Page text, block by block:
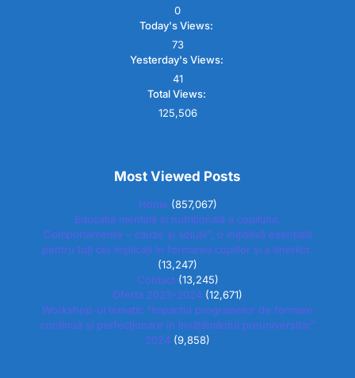
0
Today's Views:
73
Yesterday's Views:
41
Total Views:
125,506
Most Viewed Posts
Home (857,067)
Educația mentală și nutrițională a copilului.
Comportamente – cauze și soluții”, o inițiativă esențială
pentru toți cei implicați în formarea copiilor și a tinerilor.
(13,247)
Contact (13,245)
Oferta 2023-2024 (12,671)
Workshop-ul tematic “Impactul programelor de formare
continuă și perfecționare în învățământul preuniversitar”
2024 (9,858)